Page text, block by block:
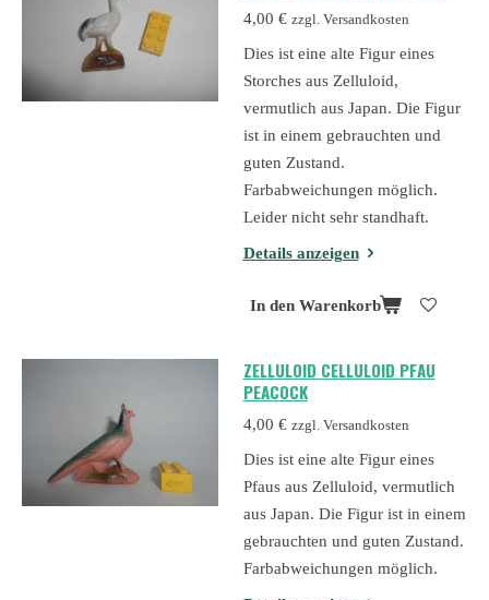
4,00 € zzgl. Versandkosten
Dies ist eine alte Figur eines
Storches aus Zelluloid,
vermutlich aus Japan. Die Figur
ist in einem gebrauchten und
guten Zustand.
Farbabweichungen möglich.
Leider nicht sehr standhaft.
Details anzeigen
In den Warenkorb
ZELLULOID CELLULOID PFAU
PEACOCK
4,00 € zzgl. Versandkosten
Dies ist eine alte Figur eines
Pfaus aus Zelluloid, vermutlich
aus Japan. Die Figur ist in einem
gebrauchten und guten Zustand.
Farbabweichungen möglich.